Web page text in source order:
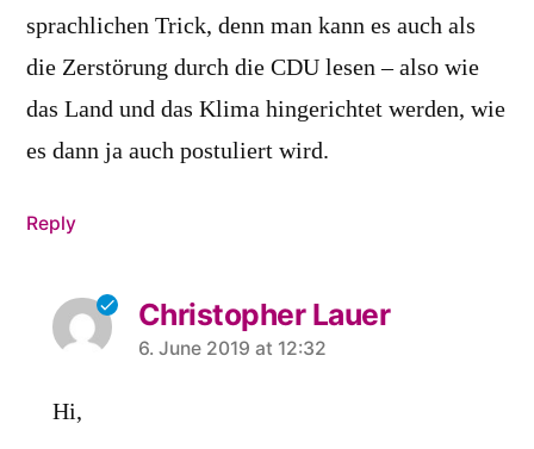
sprachlichen Trick, denn man kann es auch als
die Zerstörung durch die CDU lesen – also wie
das Land und das Klima hingerichtet werden, wie
es dann ja auch postuliert wird.
Reply
Christopher Lauer
says:
6. June 2019 at 12:32
Hi,